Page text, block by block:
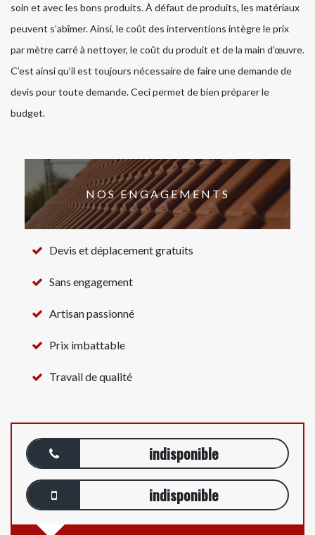
soin et avec les bons produits. À défaut de produits, les matériaux
peuvent s’abîmer. Ainsi, le coût des interventions intègre le prix
par mètre carré à nettoyer, le coût du produit et de la main d’œuvre.
C’est ainsi qu’il est toujours nécessaire de faire une demande de
devis pour toute demande. Ceci permet de bien préparer le
budget.
NOS ENGAGEMENTS
Devis et déplacement gratuits
Sans engagement
Artisan passionné
Prix imbattable
Travail de qualité
indisponible
indisponible